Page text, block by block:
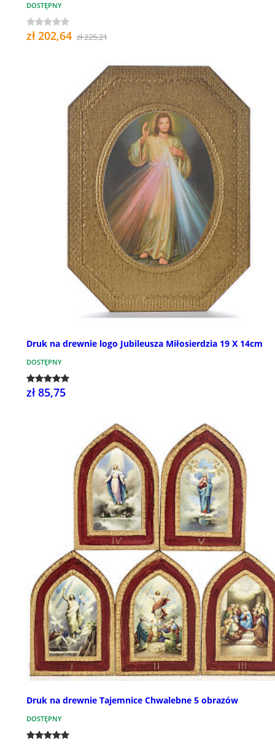
DOSTĘPNY
zł 202,64 zł 225,21
Druk na drewnie logo Jubileusza Miłosierdzia 19 X 14cm
DOSTĘPNY
zł 85,75
Druk na drewnie Tajemnice Chwalebne 5 obrazów
DOSTĘPNY